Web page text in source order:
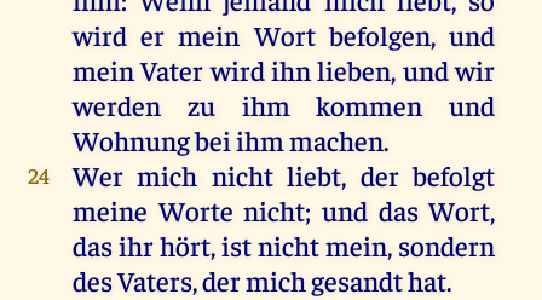
wird er mein Wortbefolgen,und
meinVaterwirdihnlieben, undwir
werden
zu ihm kommen
und
Wohnungbeiihmmachen.
24 Wer mich nicht liebt, derbefolgt
meine Worte nicht; und das Wort,
dasihrhört,istnichtmein, sondern
desVaters,dermichgesandthat.